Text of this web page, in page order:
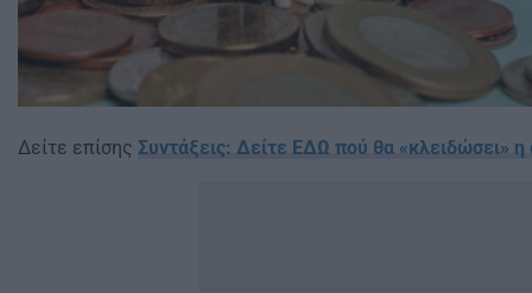
Δείτε επίσης Συντάξεις: Δείτε ΕΔΩ πού θα «κλειδώσει»